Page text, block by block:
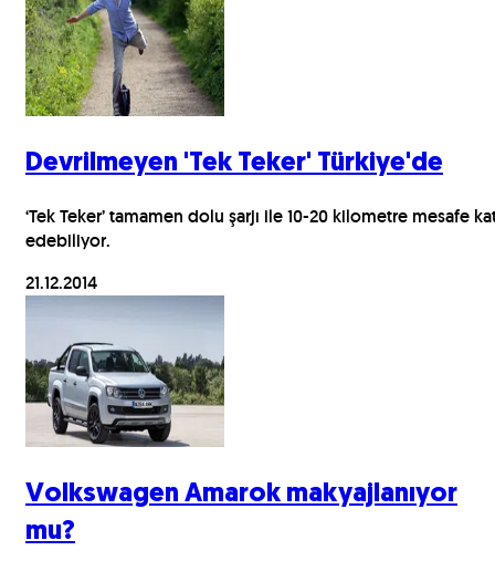
Devrilmeyen 'Tek Teker' Türkiye'de
‘Tek Teker’ tamamen dolu şarjı ile 10-20 kilometre mesafe
edebiliyor.
21.12.2014
Volkswagen Amarok makyajlanıyor
mu?